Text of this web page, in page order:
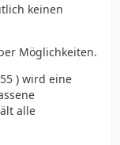
keinen
Möglichkeiten.
) wird eine
alle